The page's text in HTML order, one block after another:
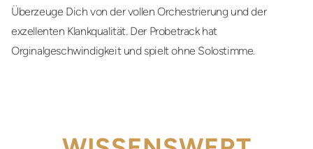
Überzeuge Dich von der vollen Orchestrierung und der
exzellenten Klankqualität. Der Probetrack hat
Orginalgeschwindigkeit und spielt ohne Solostimme.